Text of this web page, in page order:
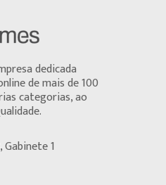
dedicada
de mais de 100
categorias, ao
1